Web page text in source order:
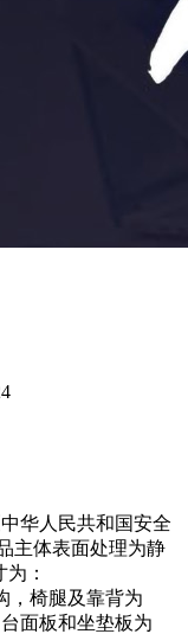
华人民共和国安全
主体表面处理为静
：
，椅腿及靠背为
面板和坐垫板为